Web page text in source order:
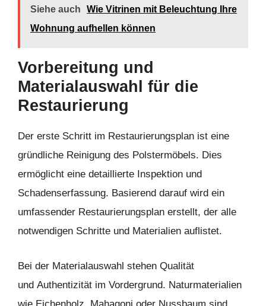
Siehe auch
Wie Vitrinen mit Beleuchtung Ihre
Wohnung aufhellen können
Vorbereitung und
Materialauswahl für die
Restaurierung
Der erste Schritt im Restaurierungsplan ist eine
gründliche Reinigung des Polstermöbels. Dies
ermöglicht eine detaillierte Inspektion und
Schadenserfassung. Basierend darauf wird ein
umfassender Restaurierungsplan erstellt, der alle
notwendigen Schritte und Materialien auflistet.
Bei der Materialauswahl stehen Qualität
und Authentizität im Vordergrund. Naturmaterialien